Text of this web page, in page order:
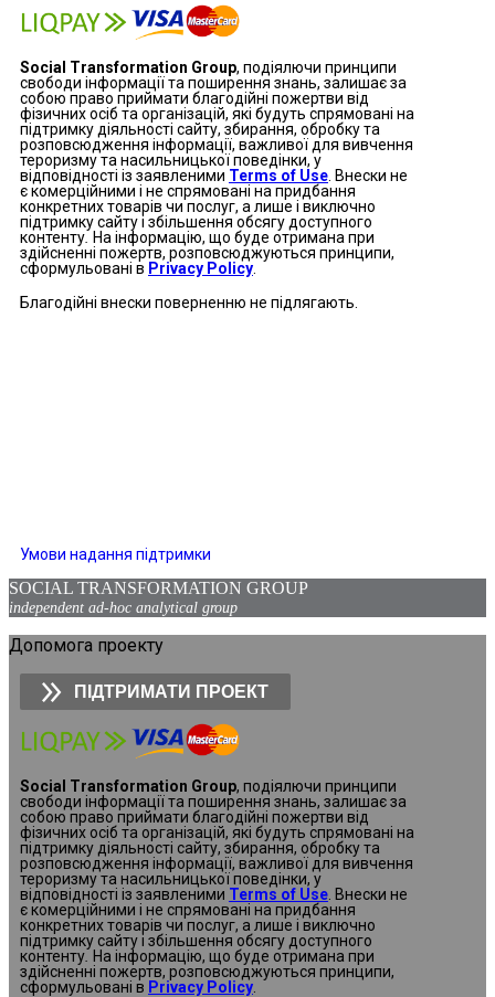
Social Transformation Group, подіялючи принципи
свободи інформації та поширення знань, залишає за
собою право приймати благодійні пожертви від
фізичних осіб та організацій, які будуть спрямовані на
підтримку діяльності сайту, збирання, обробку та
розповсюдження інформації, важливої для вивчення
тероризму та насильницької поведінки, у
відповідності із заявленими Terms of Use . Внески не
є комерційними і не спрямовані на придбання
конкретних товарів чи послуг, а лише і виключно
підтримку сайту і збільшення обсягу доступного
контенту На інформацію, що буде отримана при
здійсненні пожертв, розповсюджуються принципи,
сформульовані в Privacy Policy
Благодійні внески поверненню не підлягають.
Умови надання підтримки
SOCIAL TRANSFORMATION GROUP
independent ad-hoc analytical group
Допомога проекту
ПІДТРИМАТИ ПРОЕКТ
Social Transformation Group, подіялючи принципи
свободи інформації та поширення знань, залишає за
собою право приймати благодійні пожертви від
фізичних осіб та організацій, які будуть спрямовані на
підтримку діяльності сайту, збирання, обробку та
розповсюдження інформації, важливої для вивчення
тероризму та насильницької поведінки, у
відповідності із заявленими Terms of Use . Внески не
є комерційними і не спрямовані на придбання
конкретних товарів чи послуг, а лише і виключно
підтримку сайту і збільшення обсягу доступного
контенту.На інформацію, що буде отримана при
здійсненні пожертв, розповсюджуються принципи,
сформульовані в Privacy Policy